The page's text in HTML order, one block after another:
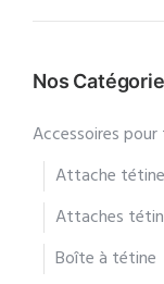
min
max
Nos
Accessoires
Attache
Attaches
Boîte à tétine